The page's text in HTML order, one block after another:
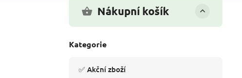
Nákupní košík
Kategorie
✅ Akční zboží